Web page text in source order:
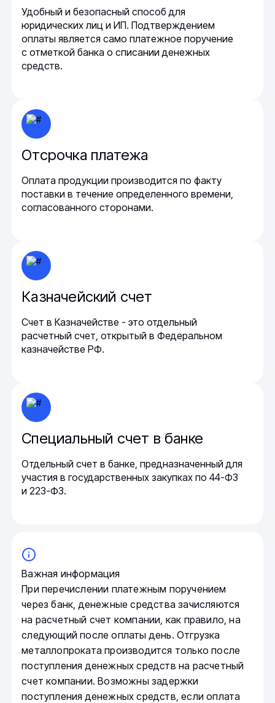
Удобный и безопасный способ для
юридических лиц и ИП. Подтверждением
оплаты является само платежное поручение
с отметкой банка о списании денежных
средств.
Отсрочка платежа
Оплата продукции производится по факту
поставки в течение определенного времени,
согласованного сторонами.
Казначейский счет
Счет в Казначействе - это отдельный
расчетный счет, открытый в Федеральном
казначействе РФ.
Специальный счет в банке
Отдельный счет в банке, предназначенный для
участия в государственных закупках по 44-ФЗ
и 223-ФЗ.
Важная информация
При перечислении платежным поручением
через банк, денежные средства зачисляются
на расчетный счет компании, как правило, на
следующий после оплаты день. Отгрузка
металлопроката производится только после
поступления денежных средств на расчетный
счет компании. Возможны задержки
поступления денежных средств, если оплата